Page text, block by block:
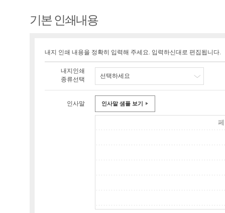
기본 인쇄내용
내지 인쇄 내용을 정확히 입력해 주세요. 입력하신대로 편집됩니다.
내지인쇄
종류선택
선택하세요
인사말 인사말 샘플 보기